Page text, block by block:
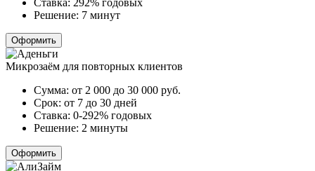
Решение: 7 минут
Оформить
Микрозаём для повторных клиентов
Сумма: от 2 000 до 30 000 руб.
Срок: от 7 до 30 дней
Ставка: 0-292% годовых
Решение: 2 минуты
Оформить